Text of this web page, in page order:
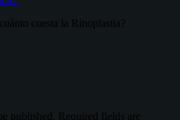
cuesta la Rinoplastia?
published.
Required fields are